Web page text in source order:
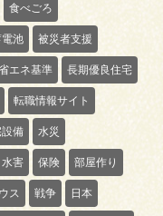
食べごろ
電池 被災者支援
エネ基準 長期優良住宅
転職情報サイト
備 水災
水害 保険 部屋作り
ス 戦争 日本